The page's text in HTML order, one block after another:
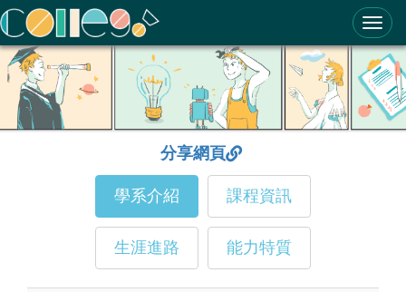
ColleGo! 大學選才與高中育才輔助系統
分享網頁
學系介紹 課程資訊
生涯進路 能力特質